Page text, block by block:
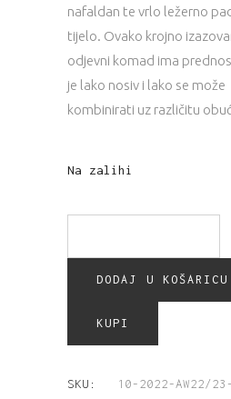
nafaldan te vrlo ležerno
tijelo. Ovako krojno
odjevni komad ima
je lako nosiv i lako se može
kombinirati uz različitu
Na zalihi
DODAJ U KOŠARICU
KUPI
SKU:
10-2022-AW22/